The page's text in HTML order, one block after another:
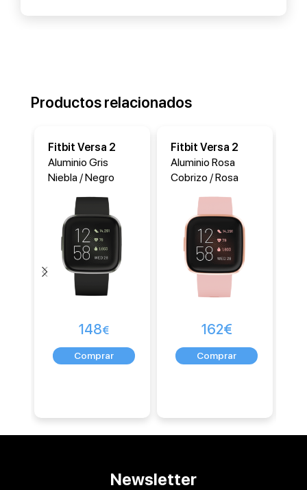
Productos relacionados
Fitbit Versa 2
Aluminio Gris
Niebla / Negro
148€
Fitbit Versa 2
Aluminio Rosa
Cobrizo / Rosa
162€
Newsletter